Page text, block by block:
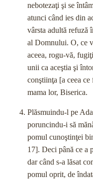
nebotezaţi şi se
atunci când ies din
vârsta adultă refu­ză
al Domnului. O, ce
aceea, rogu-vă,
unii ca aceştia şi
conştiinţa [a ceea
mama lor, Biserica.
Plăsmuindu-l pe
poruncindu-i să
pomul cunoştinţei
17]. Deci până ce a
dar când s-a lăsat
pomul oprit, de